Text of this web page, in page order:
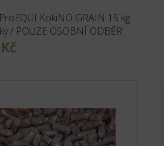
KokiNO GRAIN 15 kg
/ POUZE OSOBNÍ ODBĚR